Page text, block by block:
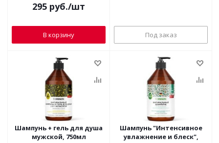
295 руб./шт
В корзину Под заказ
Шампунь + гель для душа
мужской, 750мл
Шампунь "Интенсивное
увлажнение и блеск",